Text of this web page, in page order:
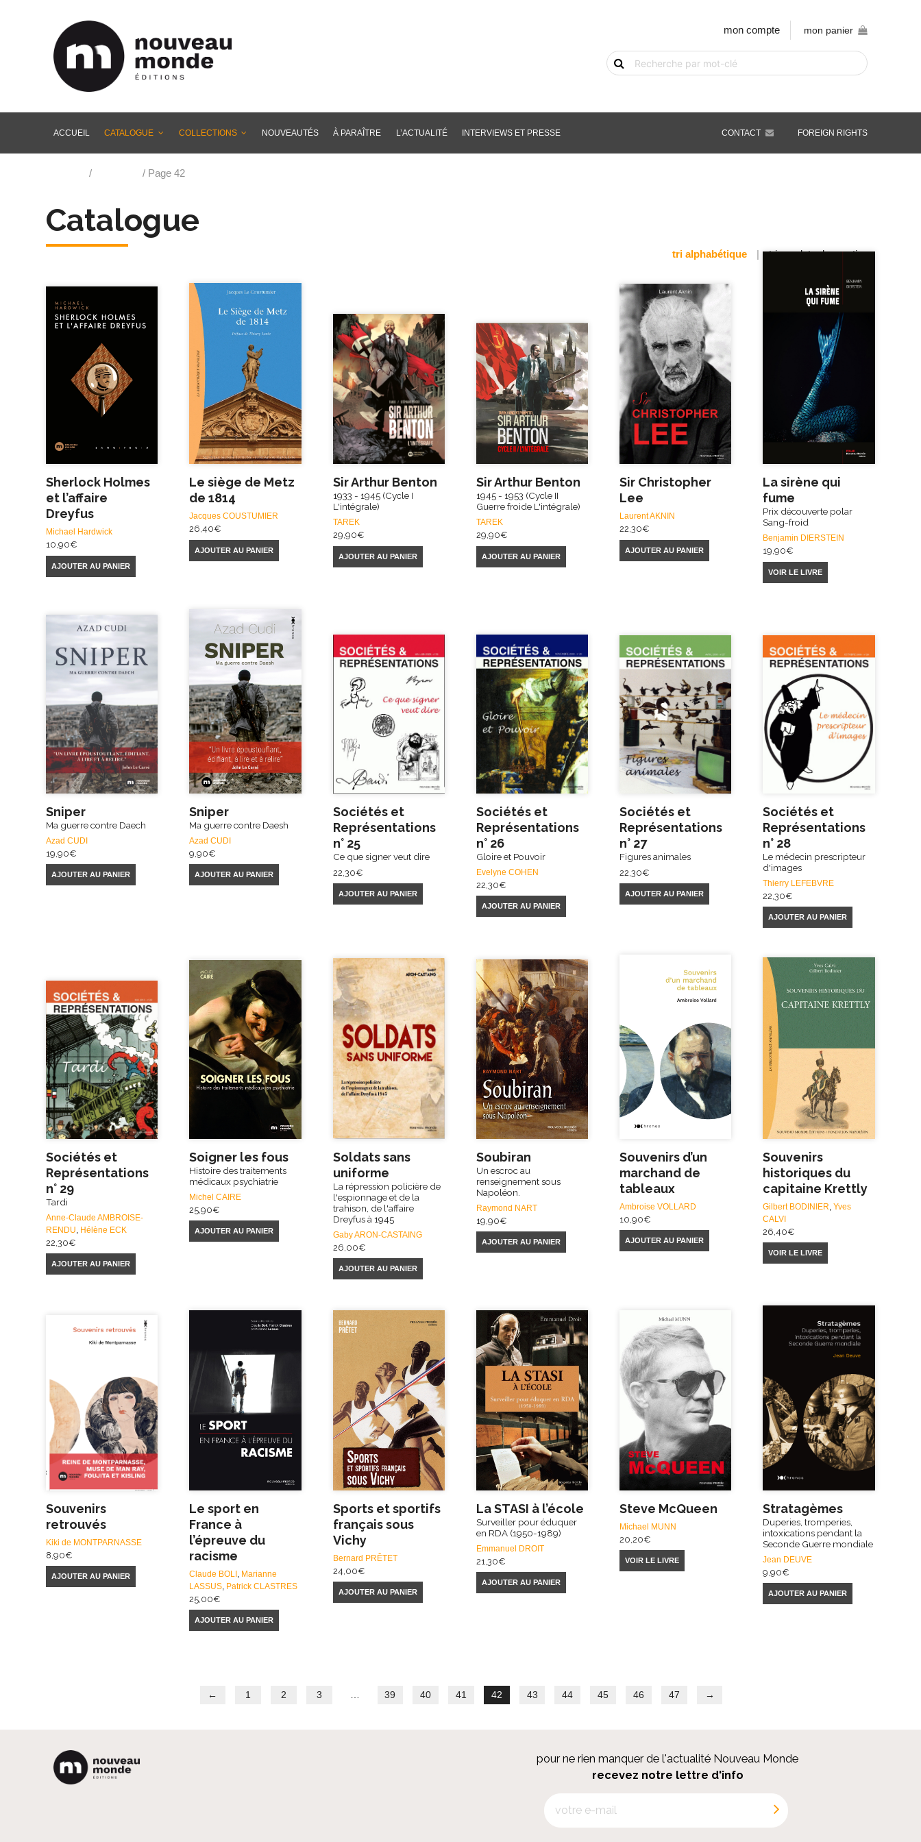
mon compte mon panier
Recherche
de
ACCUEIL
CATALOGUE COLLECTIONS NOUVEAUTÉS À PARAÎTRE L’ACTUALITÉ INTERVIEWS ET PRESSE FOREIGN RIGHTS
CONTACT
/ / Page 42
Catalogue
tri alphabétique | tri par date de parution
Sherlock Holmes
et l’affaire
Dreyfus
Michael Hardwick
10,90€
AJOUTER AU PANIER
Le siège de Metz
de 1814
Jacques COUSTUMIER
26,40€
AJOUTER AU PANIER
Sir Arthur Benton
1933 - 1945 (Cycle I
L'intégrale)
TAREK
29,90€
AJOUTER AU PANIER
Sir Arthur Benton
1945 - 1953 (Cycle II
Guerre froide L'intégrale)
TAREK
29,90€
AJOUTER AU PANIER
Sir Christopher
Lee
Laurent AKNIN
22,30€
AJOUTER AU PANIER
La sirène qui
fume
Prix découverte polar
Sang-froid
Benjamin DIERSTEIN
19,90€
VOIR LE LIVRE
Sniper
Ma guerre contre Daech
Azad CUDI
19,90€
AJOUTER AU PANIER
Sniper
Ma guerre contre Daesh
Azad CUDI
9,90€
AJOUTER AU PANIER
Sociétés et
Représentations
n° 25
Ce que signer veut dire
22,30€
AJOUTER AU PANIER
Sociétés et
Représentations
n° 26
Gloire et Pouvoir
Evelyne COHEN
22,30€
AJOUTER AU PANIER
Sociétés et
Représentations
n° 27
Figures animales
22,30€
AJOUTER AU PANIER
Sociétés et
Représentations
n° 28
Le médecin prescripteur
d'images
Thierry LEFEBVRE
22,30€
AJOUTER AU PANIER
Sociétés et
Représentations
n° 29
Tardi
Anne-Claude AMBROISE-
RENDU, Hélène ECK
22,30€
AJOUTER AU PANIER
Soigner les fous
Histoire des traitements
médicaux psychiatrie
Michel CAIRE
25,90€
AJOUTER AU PANIER
Soldats sans
uniforme
La répression policière de
l'espionnage et de la
trahison, de l'affaire
Dreyfus à 1945
Gaby ARON-CASTAING
26,00€
AJOUTER AU PANIER
Soubiran
Un escroc au
renseignement sous
Napoléon.
Raymond NART
19,90€
AJOUTER AU PANIER
Souvenirs d’un
marchand de
tableaux
Ambroise VOLLARD
10,90€
AJOUTER AU PANIER
Souvenirs
historiques du
capitaine Krettly
Gilbert BODINIER,Yves
CALVI
26,40€
VOIR LE LIVRE
Souvenirs
retrouvés
Kiki de MONTPARNASSE
8,90€
AJOUTER AU PANIER
Le sport en
France à
l’épreuve du
racisme
Claude BOLI Marianne
LASSUS Patrick CLASTRES
25,00€
AJOUTER AU PANIER
Sports et sportifs
français sous
Vichy
Bernard PRÊTET
24,00€
AJOUTER AU PANIER
La STASI à l’école
Surveiller pour éduquer
en RDA (1950-1989)
Emmanuel DROIT
21,30€
AJOUTER AU PANIER
Steve McQueen
Michael MUNN
20,20€
VOIR LE LIVRE
Stratagèmes
Duperies, tromperies,
intoxications pendant la
Seconde Guerre mondiale
Jean DEUVE
9,90€
AJOUTER AU PANIER
← 1 2 3 … 39 40 41 42 43 44 45 46 47 →
pour ne rien manquer de l'actualité Nouveau Monde
recevez notre lettre d'info